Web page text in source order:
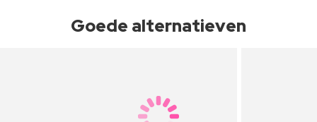
Goede alternatieven